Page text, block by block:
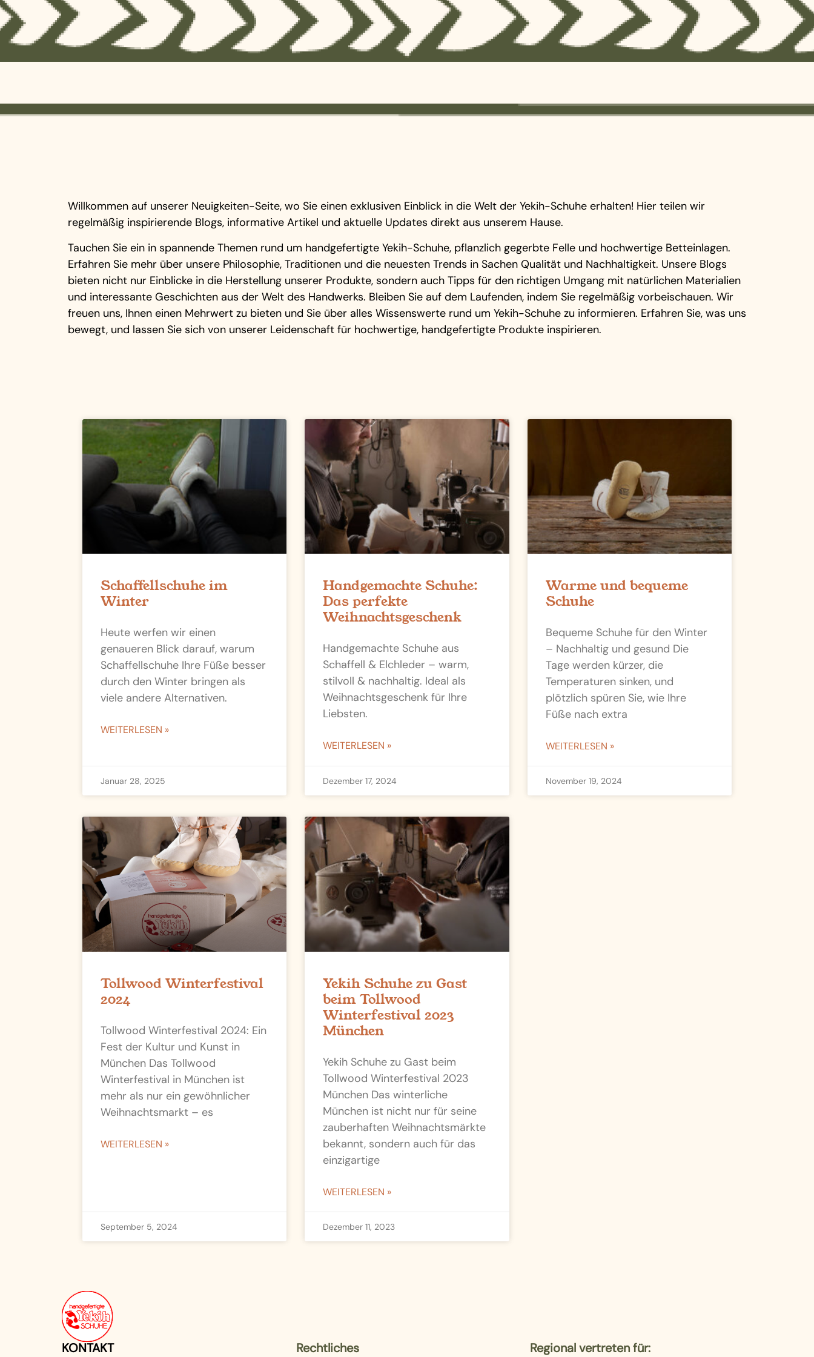
Willkommen auf unserer Neuigkeiten-Seite, wo Sie einen exklusiven Einblick in die Welt der Yekih-Schuhe erhalten! Hier teilen wir
regelmäßig inspirierende Blogs, informative Artikel und aktuelle Updates direkt aus unserem Hause.
Tauchen Sie ein in spannende Themen rund um handgefertigte Yekih-Schuhe, pflanzlich gegerbte Felle und hochwertige Betteinlagen.
Erfahren Sie mehr über unsere Philosophie, Traditionen und die neuesten Trends in Sachen Qualität und Nachhaltigkeit. Unsere Blogs
bieten nicht nur Einblicke in die Herstellung unserer Produkte, sondern auch Tipps für den richtigen Umgang mit natürlichen Materialien
und interessante Geschichten aus der Welt des Handwerks. Bleiben Sie auf dem Laufenden, indem Sie regelmäßig vorbeischauen. Wir
freuen uns, Ihnen einen Mehrwert zu bieten und Sie über alles Wissenswerte rund um Yekih-Schuhe zu informieren. Erfahren Sie, was uns
bewegt, und lassen Sie sich von unserer Leidenschaft für hochwertige, handgefertigte Produkte inspirieren.
Schaffellschuhe im
Winter
Heute werfen wir einen
genaueren Blick darauf, warum
Schaffellschuhe Ihre Füße besser
durch den Winter bringen als
viele andere Alternativen.
WEITERLESEN »
Januar 28, 2025
Handgemachte Schuhe:
Das perfekte
Weihnachtsgeschenk
Handgemachte Schuhe aus
Schaffell & Elchleder – warm,
stilvoll & nachhaltig. Ideal als
Weihnachtsgeschenk für Ihre
Liebsten.
WEITERLESEN »
Dezember 17, 2024
Warme und bequeme
Schuhe
Bequeme Schuhe für den Winter
– Nachhaltig und gesund Die
Tage werden kürzer, die
Temperaturen sinken, und
plötzlich spüren Sie, wie Ihre
Füße nach extra
WEITERLESEN »
November 19, 2024
Tollwood Winterfestival
2024
Tollwood Winterfestival 2024: Ein
Fest der Kultur und Kunst in
München Das Tollwood
Winterfestival in München ist
mehr als nur ein gewöhnlicher
Weihnachtsmarkt – es
WEITERLESEN »
September 5, 2024
Yekih Schuhe zu Gast
beim Tollwood
Winterfestival 2023
München
Yekih Schuhe zu Gast beim
Tollwood Winterfestival 2023
München Das winterliche
München ist nicht nur für seine
zauberhaften Weihnachtsmärkte
bekannt, sondern auch für das
einzigartige
WEITERLESEN »
Dezember 11, 2023
KONTAKT Rechtliches Regional vertreten für: